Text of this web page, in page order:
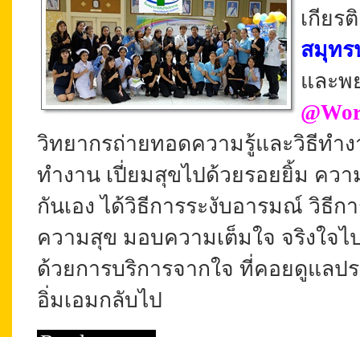
เกียร
สมุทร
และพ
วิทยากรถ่ายทอดความรู้และวิธีทำ
ทำงาน เปี่ยมสุขไปด้วยรอยยิ้ม คว
กันเอง ได้วิธีการระงับอารมณ์ วิธีก
ความสุข มอบความเต็มใจ จริงใจไ
ด้วยการบริการจากใจ ที่คอยดูแล
อิ่มเอมกลับไป